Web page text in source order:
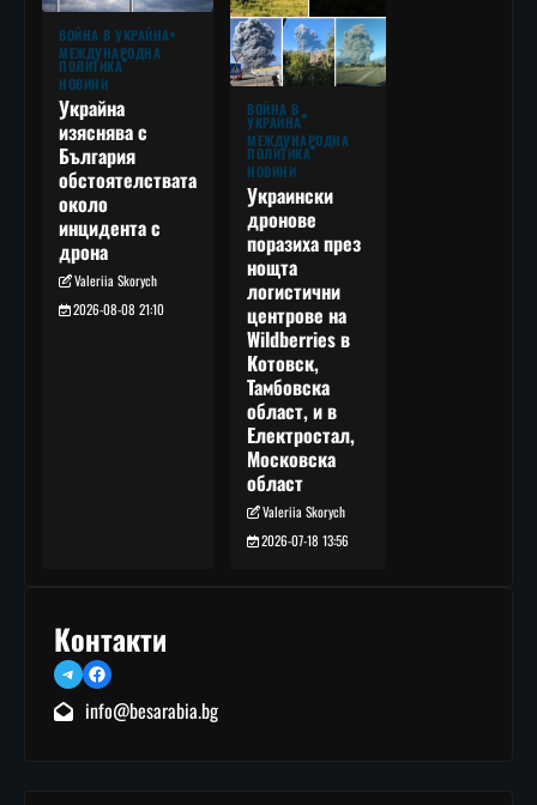
ВОЙНА В УКРАЙНА
МЕЖДУНАРОДНА
ПОЛИТИКА
НОВИНИ
Украйна
изяснява с
България
обстоятелствата
около
инцидента с
дрона
Valeriia Skorych
2026-08-08 21:10
ВОЙНА В
УКРАЙНА
МЕЖДУНАРОДНА
ПОЛИТИКА
НОВИНИ
Украински
дронове
поразиха през
нощта
логистични
центрове на
Wildberries в
Котовск,
Тамбовска
област, и в
Електростал,
Московска
област
Valeriia Skorych
2026-07-18 13:56
Контакти
TelegramFacebook
info@besarabia.bg